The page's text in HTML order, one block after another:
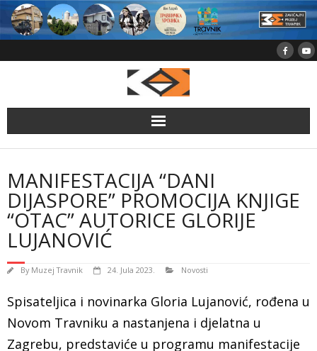
Skip
content
MANIFESTACIJA “DANI
DIJASPORE” PROMOCIJA KNJIGE
“OTAC” AUTORICE GLORIJE
LUJANOVIĆ
By Muzej Travnik 24. Jula 2023. Novosti
Spisateljica i novinarka Gloria Lujanović, rođena u
Novom Travniku a nastanjena i djelatna u
Zagrebu, predstaviće u programu manifestacije